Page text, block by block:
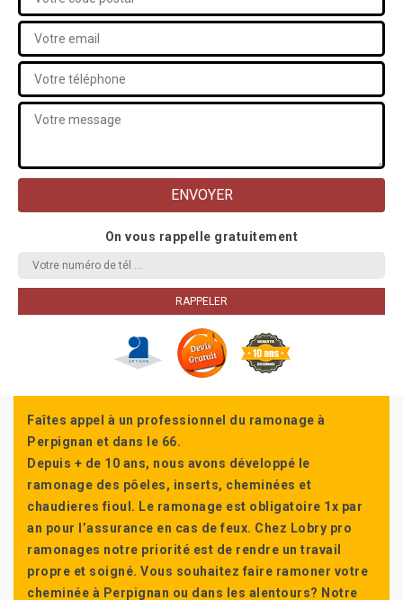
On vous rappelle gratuitement
Faîtes appel à un professionnel du ramonage à
Perpignan et dans le 66.
Depuis + de 10 ans, nous avons développé le
ramonage des pôeles, inserts, cheminées et
chaudieres fioul. Le ramonage est obligatoire 1x par
an pour l’assurance en cas de feux. Chez Lobry pro
ramonages notre priorité est de rendre un travail
propre et soigné. Vous souhaitez faire ramoner votre
cheminée à Perpignan ou dans les alentours? Notre